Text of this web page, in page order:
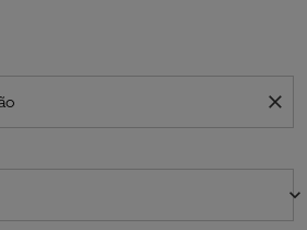
close
keyboard_arrow_down